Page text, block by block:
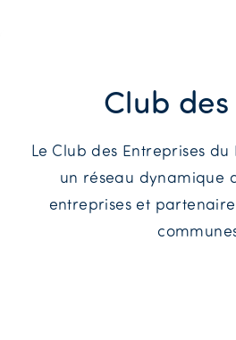
Club des
Le Club des Entreprises
un réseau dynamique
entreprises et